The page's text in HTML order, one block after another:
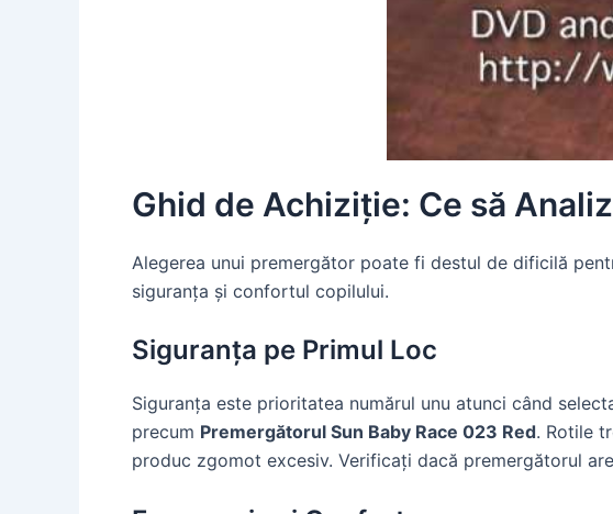
Ghid de Achiziție: Ce să
Alegerea unui premergător poate fi destul de dificilă
siguranța și confortul copilului.
Siguranța pe Primul Loc
Siguranța este prioritatea numărul unu atunci când
precum Premergătorul Sun Baby Race 023 Red. Rotile
produc zgomot excesiv. Verificați dacă premergătorul